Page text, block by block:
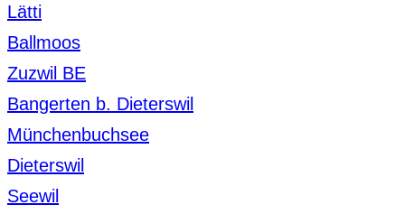
Lätti
Ballmoos
Zuzwil BE
Bangerten b. Dieterswil
Münchenbuchsee
Dieterswil
Seewil